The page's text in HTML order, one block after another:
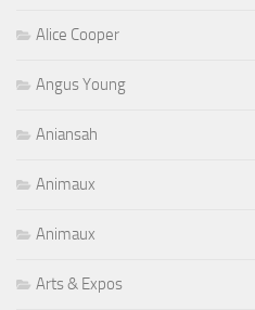
Alice Cooper
Angus Young
Aniansah
Animaux
Animaux
Arts & Expos